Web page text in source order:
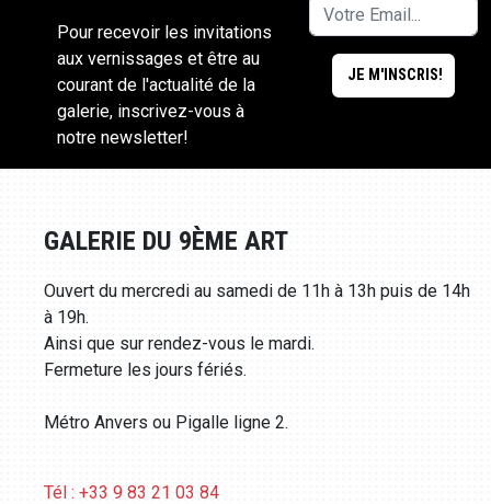
Pour recevoir les invitations
aux vernissages et être au
courant de l'actualité de la
galerie, inscrivez-vous à
notre newsletter!
GALERIE DU 9ÈME ART
Ouvert du mercredi au samedi de 11h à 13h puis de 14h
à 19h.
Ainsi que sur rendez-vous le mardi.
Fermeture les jours fériés.
Métro Anvers ou Pigalle ligne 2.
Tél : +33 9 83 21 03 84